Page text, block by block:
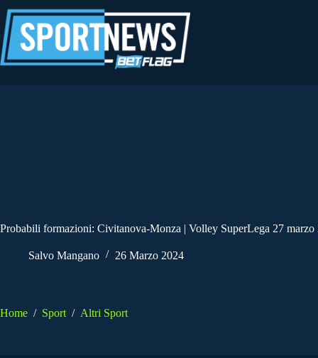
al
contenuto
Probabili formazioni: Civitanova-Monza | Volley SuperLega 27 marzo
Salvo Mangano 26 Marzo 2024
Home / Sport / Altri Sport